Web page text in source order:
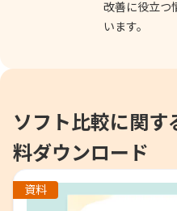
改善に役立つ
います。
ソフト比較に関す
料ダウンロード
資料